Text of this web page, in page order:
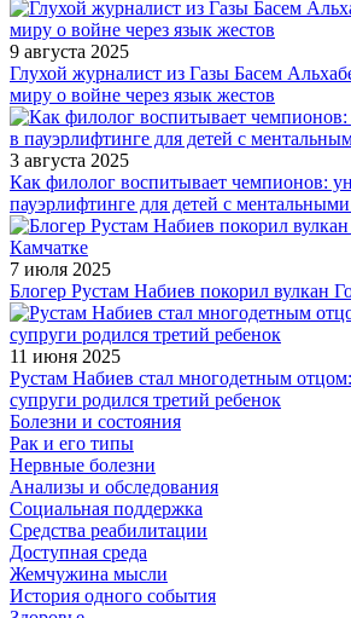
9 августа 2025
Глухой журналист из Газы Басем
миру о войне через язык жестов
3 августа 2025
Как филолог воспитывает чемпионов:
пауэрлифтинге для детей с
7 июля 2025
Блогер Рустам Набиев покорил вулкан
11 июня 2025
Рустам Набиев стал многодетным
супруги родился третий ребенок
Болезни и состояния
Рак и его типы
Нервные болезни
Анализы и обследования
Социальная поддержка
Средства реабилитации
Доступная среда
Жемчужина мысли
История одного события